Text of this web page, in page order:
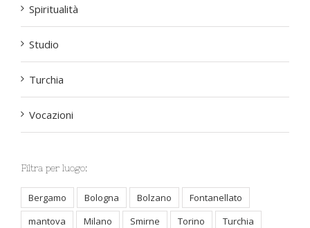
Spiritualità
Studio
Turchia
Vocazioni
Filtra per luogo:
Bergamo Bologna Bolzano
Fontanellato
mantova
Milano Smirne Torino
Turchia